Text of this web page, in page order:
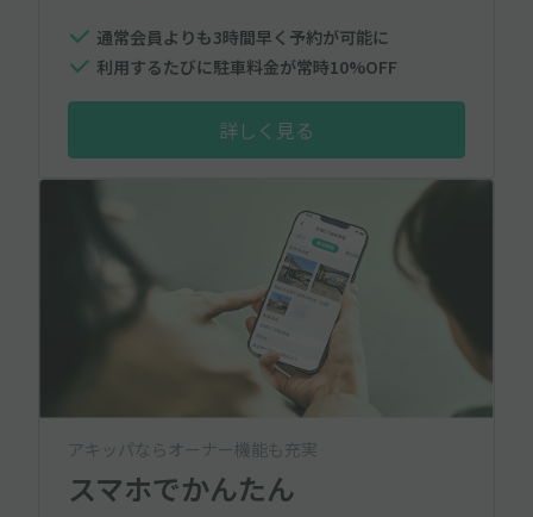
通常会員よりも3時間早く予約が可能に
利用するたびに駐車料金が常時10%OFF
詳しく見る
アキッパならオーナー機能も充実
スマホでかんたん